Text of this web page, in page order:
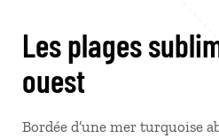
Les plages sublimes de la côte
ouest
Bordée d’une mer turquoise